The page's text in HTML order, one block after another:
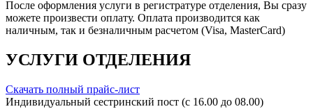
После оформления услуги в регистратуре отделения, Вы сразу
можете произвести оплату. Оплата производится как
наличным, так и безналичным расчетом (Visa, MasterCard)
УСЛУГИ ОТДЕЛЕНИЯ
Скачать полный прайс-лист
Индивидуальный сестринский пост (с 16.00 до 08.00)